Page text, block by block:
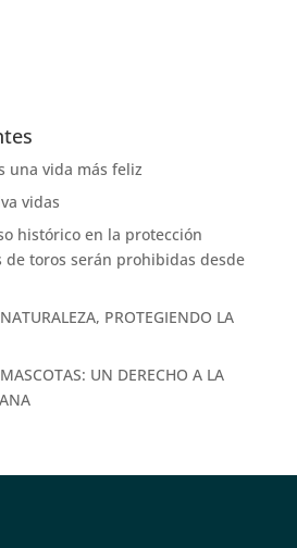
una vida más feliz
vidas
histórico en la protección
toros serán prohibidas desde
PROTEGIENDO LA
UN DERECHO A LA